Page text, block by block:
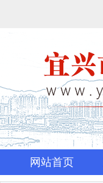
网站首页